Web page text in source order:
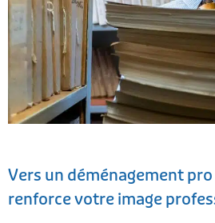
Vers un déménagement
renforce votre image